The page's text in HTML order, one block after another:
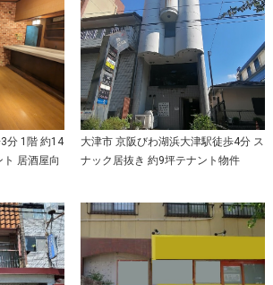
分 1階 約14
居酒屋向
大津市 京阪びわ湖浜大津駅徒歩4分 ス
ナック居抜き 約9坪テナント物件